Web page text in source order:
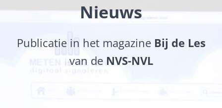
Nieuws
Publicatie in het magazine Bij de Les
van de NVS-NVL